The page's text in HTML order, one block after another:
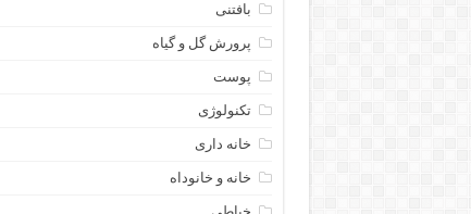
بافتنی
پرورش گل و گیاه
پوست
تکنولوژی
خانه داری
خانه و خانوداه